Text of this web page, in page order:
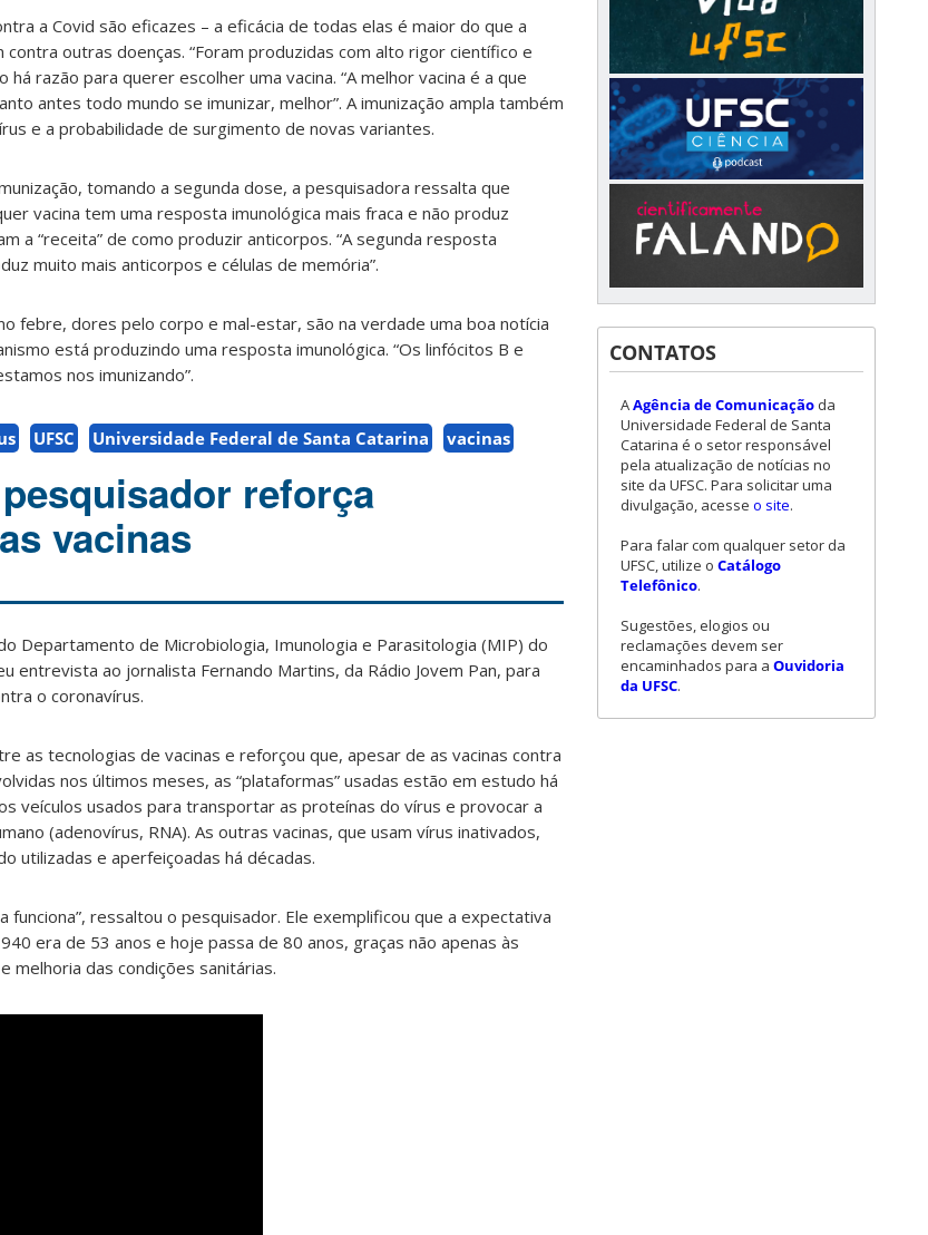
a Covid são eficazes – a eficácia de todas elas é maior do que a
outras doenças. “Foram produzidas com alto rigor científico e
razão para querer escolher uma vacina. “A melhor vacina é a que
antes todo mundo se imunizar, melhor”. A imunização ampla também
e a probabilidade de surgimento de novas variantes.
tomando a segunda dose, a pesquisadora ressalta que
vacina tem uma resposta imunológica mais fraca e não produz
a “receita” de como produzir anticorpos. “A segunda resposta
muito mais anticorpos e células de memória”.
febre, dores pelo corpo e mal-estar, são na verdade uma boa notícia
está produzindo uma resposta imunológica. “Os linfócitos B e
nos imunizando”.
UFSC Universidade Federal de Santa Catarina vacinas
reforça
vacinas
Departamento de Microbiologia, Imunologia e Parasitologia (MIP) do
entrevista ao jornalista Fernando Martins, da Rádio Jovem Pan, para
o coronavírus.
as tecnologias de vacinas e reforçou que, apesar de as vacinas contra
nos últimos meses, as “plataformas” usadas estão em estudo há
veículos usados para transportar as proteínas do vírus e provocar a
(adenovírus, RNA). As outras vacinas, que usam vírus inativados,
utilizadas e aperfeiçoadas há décadas.
funciona”, ressaltou o pesquisador. Ele exemplificou que a expectativa
era de 53 anos e hoje passa de 80 anos, graças não apenas às
melhoria das condições sanitárias.
CONTATOS
AAgência de Comunicação da
Universidade Federal de Santa
Catarina é o setor responsável
pela atualização de notícias no
site da UFSC. Para solicitar uma
divulgação, acesse o site.
Para falar com qualquer setor da
UFSC, utilize o Catálogo
Telefônico.
Sugestões, elogios ou
reclamações devem ser
encaminhados para a Ouvidoria
da UFSC.